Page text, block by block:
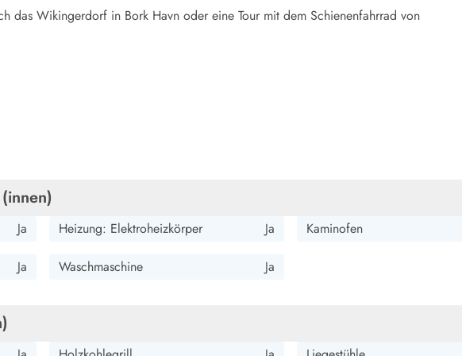
das Wikingerdorf in Bork Havn oder eine Tour mit dem Schienenfahrrad von
Ja Heizung: Elektroheizkörper Ja Kaminofen
Ja Waschmaschine Ja